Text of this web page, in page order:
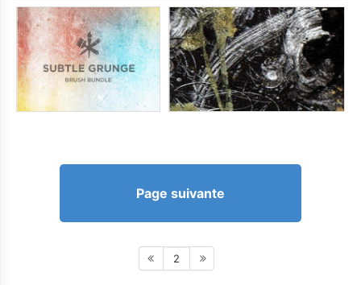
Page suivante
2